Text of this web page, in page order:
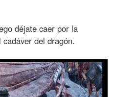
déjate caer por la
del dragón.